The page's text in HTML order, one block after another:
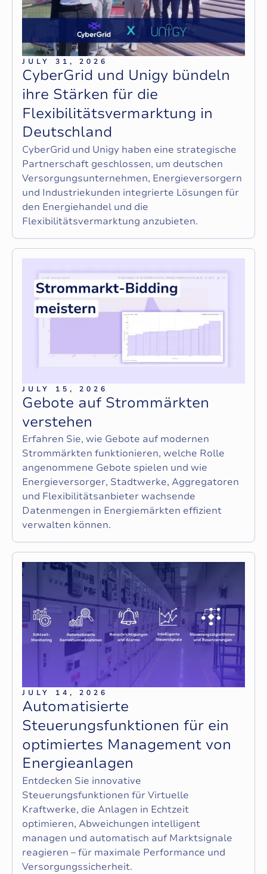
JULY 31, 2026
CyberGrid und Unigy bündeln
ihre Stärken für die
Flexibilitätsvermarktung in
Deutschland
CyberGrid und Unigy haben eine strategische
Partnerschaft geschlossen, um deutschen
Versorgungsunternehmen, Energieversorgern
und Industriekunden integrierte Lösungen für
den Energiehandel und die
Flexibilitätsvermarktung anzubieten.
JULY 15, 2026
Gebote auf Strommärkten
verstehen
Erfahren Sie, wie Gebote auf modernen
Strommärkten funktionieren, welche Rolle
angenommene Gebote spielen und wie
Energieversorger, Stadtwerke, Aggregatoren
und Flexibilitätsanbieter wachsende
Datenmengen in Energiemärkten effizient
verwalten können.
JULY 14, 2026
Automatisierte
Steuerungsfunktionen für ein
optimiertes Management von
Energieanlagen
Entdecken Sie innovative
Steuerungsfunktionen für Virtuelle
Kraftwerke, die Anlagen in Echtzeit
optimieren, Abweichungen intelligent
managen und automatisch auf Marktsignale
reagieren – für maximale Performance und
Versorgungssicherheit.